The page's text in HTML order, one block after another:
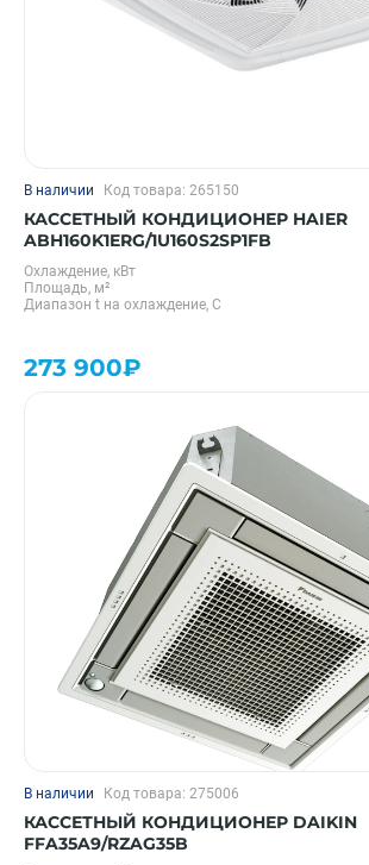
Показать еще
Италия
Россия
Корея
Показать еще
Смотреть все фильтры
В наличии Код товара: 265150
КАССЕТНЫЙ КОНДИЦИОНЕР HAIER
ABH160K1ERG/1U160S2SP1FB
Охлаждение, кВт
Площадь, м²
Диапазон t на охлаждение, С
273 900₽
В наличии Код товара: 275006
КАССЕТНЫЙ КОНДИЦИОНЕР DAIKIN
FFA35A9/RZAG35B